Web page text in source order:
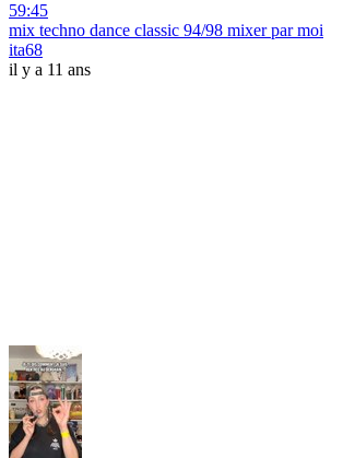
59:45
mix techno dance classic 94/98 mixer par moi
ita68
il y a 11 ans